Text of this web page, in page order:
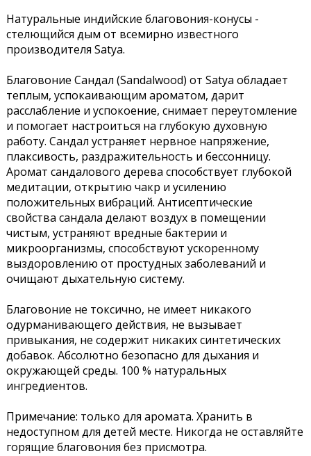
Натуральные индийские благовония-конусы -
стелющийся дым от всемирно известного
производителя Satya.
Благовоние Сандал (Sandalwood) от Satya обладает
теплым, успокаивающим ароматом, дарит
расслабление и успокоение, снимает переутомление
и помогает настроиться на глубокую духовную
работу. Сандал устраняет нервное напряжение,
плаксивость, раздражительность и бессонницу.
Аромат сандалового дерева способствует глубокой
медитации, открытию чакр и усилению
положительных вибраций. Антисептические
свойства сандала делают воздух в помещении
чистым, устраняют вредные бактерии и
микроорганизмы, способствуют ускоренному
выздоровлению от простудных заболеваний и
очищают дыхательную систему.
Благовоние не токсично, не имеет никакого
одурманивающего действия, не вызывает
привыкания, не содержит никаких синтетических
добавок. Абсолютно безопасно для дыхания и
окружающей среды. 100 % натуральных
ингредиентов.
Примечание: только для аромата. Хранить в
недоступном для детей месте. Никогда не оставляйте
горящие благовония без присмотра.